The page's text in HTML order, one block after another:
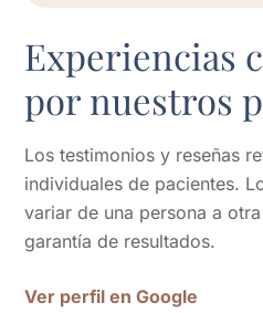
Experiencias
por nuestros
Los testimonios y reseñas
individuales de pacientes.
variar de una persona a
garantía de resultados.
Ver perfil en Google